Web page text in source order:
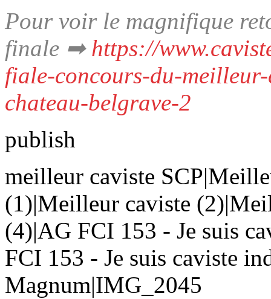
Pour voir le magnifique
finale ➡ https://
fiale-concours-du-
chateau-belgrave-2
publish
meilleur caviste
(1)|Meilleur caviste
(4)|AG FCI 153 - Je suis
FCI 153 - Je suis caviste
Magnum|IMG_2045